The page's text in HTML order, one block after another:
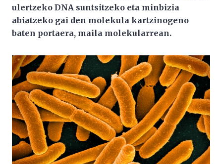
ulertzeko DNA suntsitzeko eta minbizia
abiatzeko gai den molekula kartzinogeno
baten portaera, maila molekularrean.